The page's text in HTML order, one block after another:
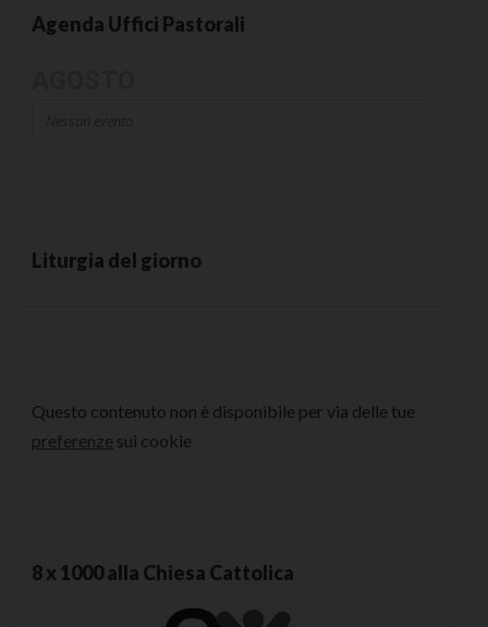
Agenda Uffici Pastorali
Liturgia del giorno
Questo contenuto non è disponibile per via delle tue
preferenze sui cookie
8 x 1000 alla Chiesa Cattolica